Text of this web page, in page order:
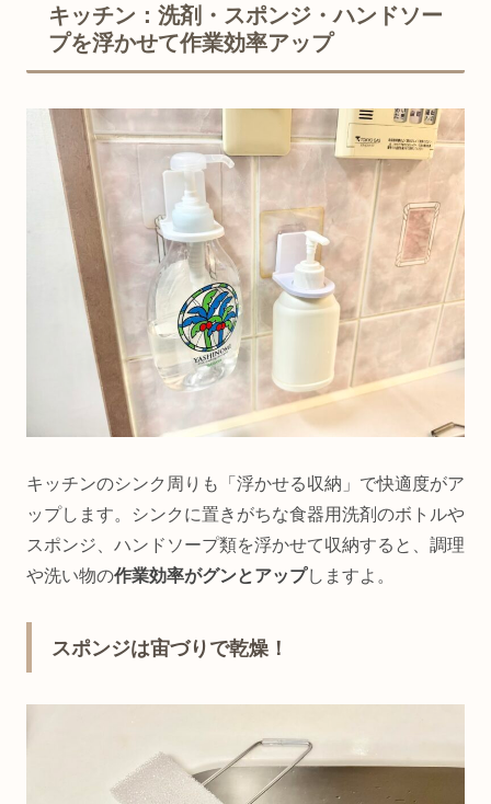
キッチン：洗剤・スポンジ・ハンドソー
プを浮かせて作業効率アップ
キッチンのシンク周りも「浮かせる収納」で快適度がア
ップします。シンクに置きがちな食器用洗剤のボトルや
スポンジ、ハンドソープ類を浮かせて収納すると、調理
や洗い物の作業効率がグンとアップしますよ。
スポンジは宙づりで乾燥！